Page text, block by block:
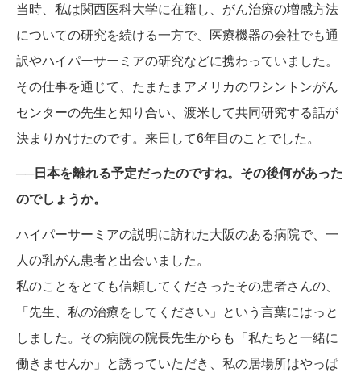
当時、私は関西医科大学に在籍し、がん治療の増感方法
についての研究を続ける一方で、医療機器の会社でも通
訳やハイパーサーミアの研究などに携わっていました。
その仕事を通じて、たまたまアメリカのワシントンがん
センターの先生と知り合い、渡米して共同研究する話が
決まりかけたのです。来日して6年目のことでした。
──日本を離れる予定だったのですね。その後何があった
のでしょうか。
ハイパーサーミアの説明に訪れた大阪のある病院で、一
人の乳がん患者と出会いました。
私のことをとても信頼してくださったその患者さんの、
「先生、私の治療をしてください」という言葉にはっと
しました。その病院の院長先生からも「私たちと一緒に
働きませんか」と誘っていただき、私の居場所はやっぱ